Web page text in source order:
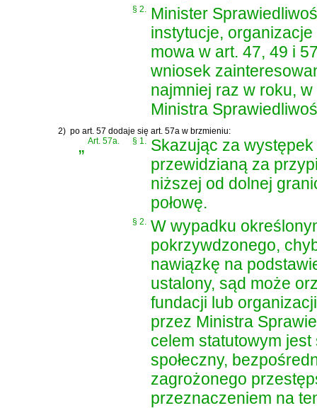
§ 2. Minister
instytucje,
mowa w art. 47, 49 i
wniosek
najmniej raz w roku,
Ministra
2) po art. 57 dodaje się art. 57a w brzmieniu:
„Art. 57a. § 1.
Skazując za
przewidzianą za
niższej od dolnej
połowę.
§ 2.
W wypadku
pokrzywdzonego,
nawiązkę na
ustalony, sąd może
fundacji lub
przez Ministra
celem statutowym
społeczny,
zagrożonego
przeznaczeniem na